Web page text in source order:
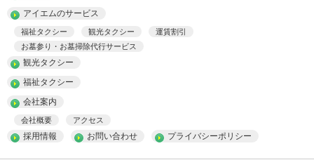
アイエムのサービス
福祉タクシー 観光タクシー
運賃割引
お墓参り・お墓掃除代行サービス
観光タクシー
福祉タクシー
会社案内
会社概要 アクセス
採用情報 お問い合わせ プライバシーポリシー